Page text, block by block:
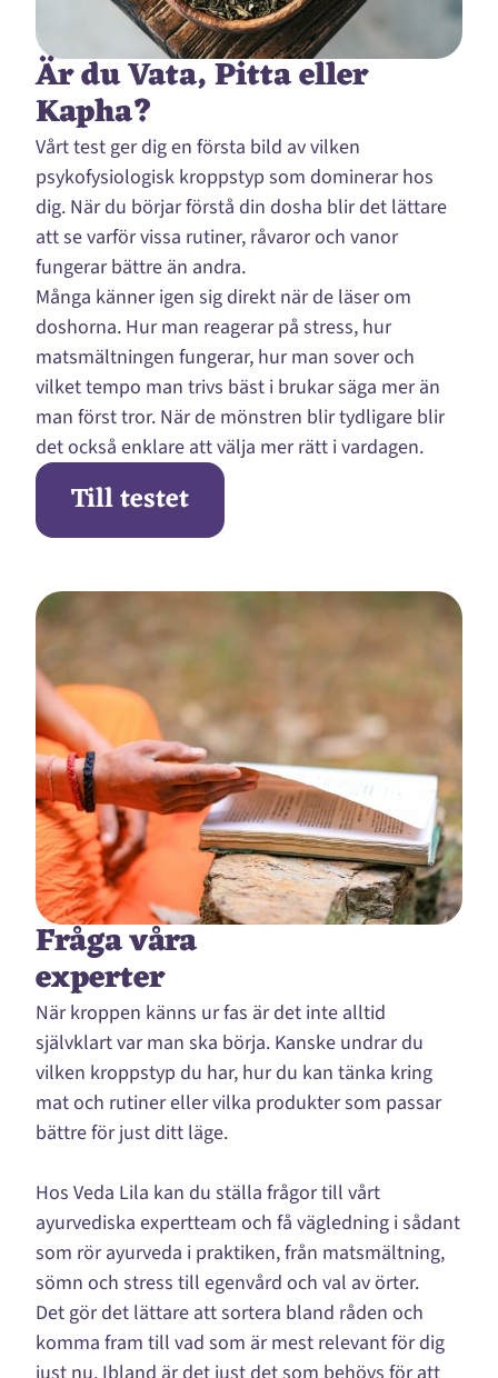
Är du Vata, Pitta eller
Kapha?
Vårt test ger dig en första bild av vilken
psykofysiologisk kroppstyp som dominerar hos
dig. När du börjar förstå din dosha blir det lättare
att se varför vissa rutiner, råvaror och vanor
fungerar bättre än andra.
Många känner igen sig direkt när de läser om
doshorna. Hur man reagerar på stress, hur
matsmältningen fungerar, hur man sover och
vilket tempo man trivs bäst i brukar säga mer än
man först tror. När de mönstren blir tydligare blir
det också enklare att välja mer rätt i vardagen.
Till testet
Fråga våra
experter
När kroppen känns ur fas är det inte alltid
självklart var man ska börja. Kanske undrar du
vilken kroppstyp du har, hur du kan tänka kring
mat och rutiner eller vilka produkter som passar
bättre för just ditt läge.
Hos Veda Lila kan du ställa frågor till vårt
ayurvediska expertteam och få vägledning i sådant
som rör ayurveda i praktiken, från matsmältning,
sömn och stress till egenvård och val av örter.
Det gör det lättare att sortera bland råden och
komma fram till vad som är mest relevant för dig